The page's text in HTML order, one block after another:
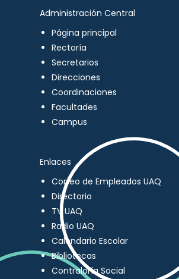
Administración Central
Página principal
Rectoría
Secretarios
Direcciones
Coordinaciones
Facultades
Campus
Enlaces
Correo de Empleados UAQ
Directorio
TV UAQ
Radio UAQ
Calendario Escolar
Bibliotecas
Contraloría Social